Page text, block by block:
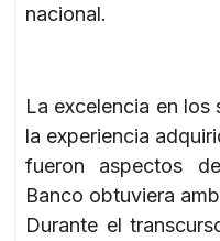
nacional.
La excelencia en
la experiencia
fueron aspectos
Banco obtuviera
Durante el